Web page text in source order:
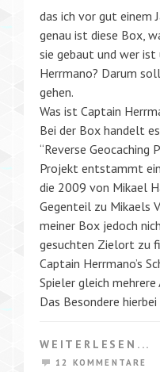
das ich vor gut einem
genau ist diese Box,
sie gebaut und wer ist
Herrmano? Darum
gehen.
Was ist Captain
Bei der Box handelt
“Reverse Geocaching
Projekt entstammt
die 2009 von Mikael
Gegenteil zu Mikaels
meiner Box jedoch
gesuchten Zielort zu
Captain Herrmano’s
Spieler gleich
Das Besondere
WEITERLESEN...
12 KOMMENTARE